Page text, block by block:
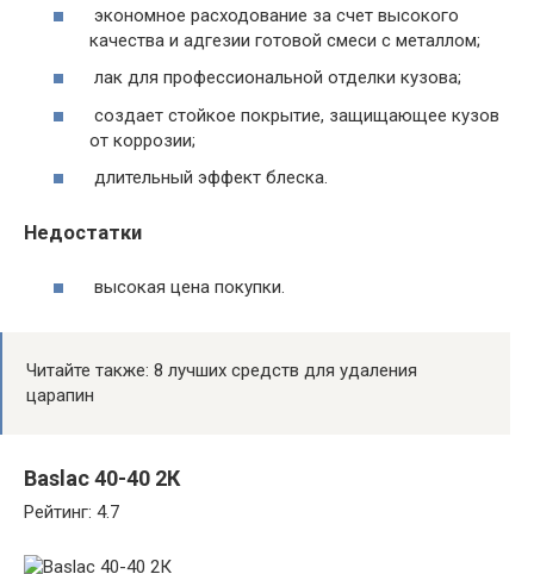
экономное расходование за счет высокого
качества и адгезии готовой смеси с металлом;
лак для профессиональной отделки кузова;
создает стойкое покрытие, защищающее кузов
от коррозии;
длительный эффект блеска.
Недостатки
высокая цена покупки.
Читайте также: 8 лучших средств для удаления
царапин
Baslac 40-40 2К
Рейтинг: 4.7